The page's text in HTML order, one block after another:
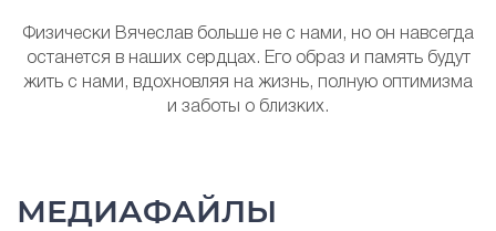
Физически Вячеслав больше не с нами, но он навсегда
останется в наших сердцах. Его образ и память будут
жить с нами, вдохновляя на жизнь, полную оптимизма
и заботы о близких.
МЕДИАФАЙЛЫ